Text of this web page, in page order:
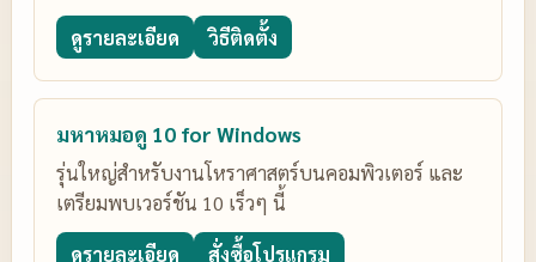
ดูรายละเอียด วิธีติดตั้ง
มหาหมอดู 10 for Windows
รุ่นใหญ่สำหรับงานโหราศาสตร์บนคอมพิวเตอร์ และ
เตรียมพบเวอร์ชัน 10 เร็วๆ นี้
ดูรายละเอียด สั่งซื้อโปรแกรม